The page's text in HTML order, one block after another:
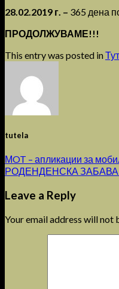
28.02.2019 г. – 365 дена
ПРОДОЛЖУВАМЕ!!!
This entry was posted in
tutela
МOT – апликации за
РОДЕНДЕНСКА ЗАБАВА
Leave a Reply
Your email address will not